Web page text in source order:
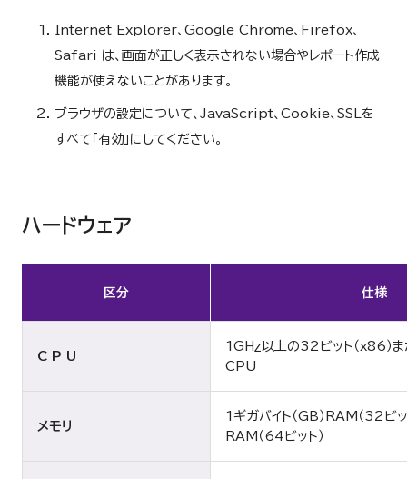
Internet Explorer、Google Chrome、Firefox、
Safari は、画面が正しく表示されない場合やレポート作成
機能が使えないことがあります。
ブラウザの設定について、JavaScript、Cookie、SSLを
すべて「有効」にしてください。
ハードウェア
区分 仕様
C P U
1GHｚ以上の32ビット（x86）
CPU
メモリ
1ギガバイト（GB）RAM（32ビ
RAM（64ビット）